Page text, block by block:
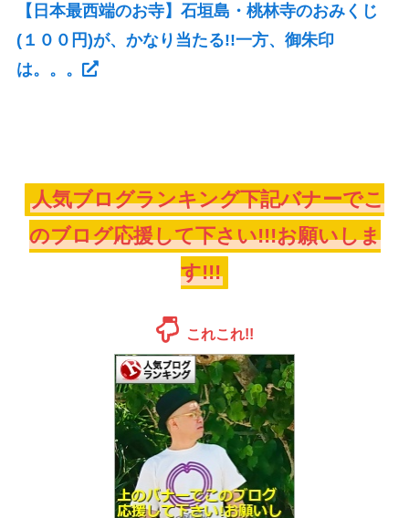
【日本最西端のお寺】石垣島・桃林寺のおみくじ
(１００円)が、かなり当たる!!一方、御朱印
は。。。
人気ブログランキング下記バナーでこ
のブログ応援して下さい!!!お願いしま
す!!!
これこれ!!